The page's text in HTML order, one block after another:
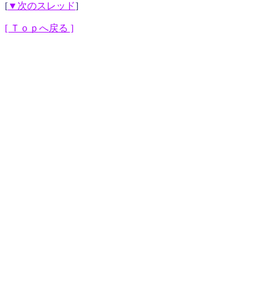
[▼次のスレッド]
[ Ｔｏｐへ戻る ]